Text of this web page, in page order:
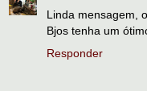
Linda mensagem,
Bjos tenha um
Responder